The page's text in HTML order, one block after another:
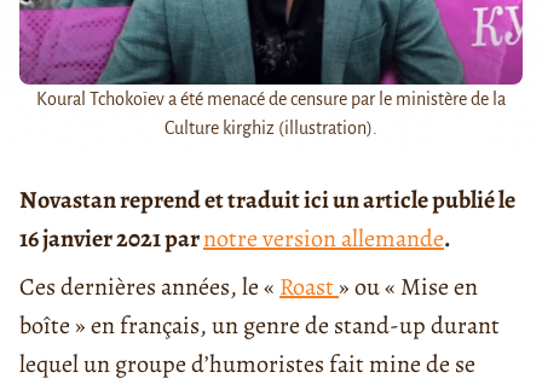
Koural Tchokoïev a été menacé de censure par le ministère de la
Culture kirghiz (illustration).
Novastan reprend et traduit ici un article publié le
16 janvier 2021 parnotre version allemande.
Ces dernières années, le « Roast» ou « Mise en
boîte » en français, un genre de stand-up durant
lequel un groupe d’humoristes fait mine de se